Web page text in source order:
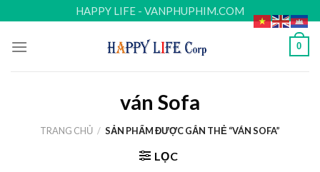
to
content
HAPPY LIFE - VANPHUPHIM.COM
0
ván Sofa
TRANG CHỦ / SẢN PHẨM ĐƯỢC GẮN THẺ “VÁN SOFA”
LỌC